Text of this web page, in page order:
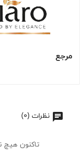
مرجع
نظرات (0)
تاکنون هیچ